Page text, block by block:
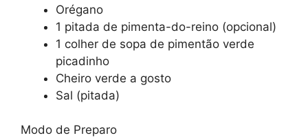
Orégano
1 pitada de pimenta-do-reino (opcional)
1 colher de sopa de pimentão verde
picadinho
Cheiro verde a gosto
Sal (pitada)
Modo de Preparo